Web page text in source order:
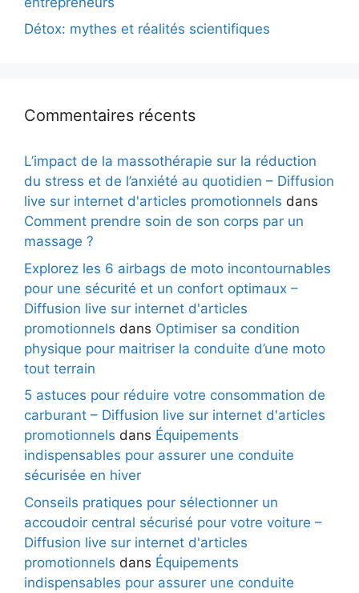
Détox: mythes et réalités scientifiques
Commentaires récents
L’impact de la massothérapie sur la réduction
du stress et de l’anxiété au quotidien – Diffusion
live sur internet d'articles promotionnels dans
Comment prendre soin de son corps par un
massage ?
Explorez les 6 airbags de moto incontournables
pour une sécurité et un confort optimaux –
Diffusion live sur internet d'articles
promotionnels dans Optimiser sa condition
physique pour maitriser la conduite d’une moto
tout terrain
5 astuces pour réduire votre consommation de
carburant – Diffusion live sur internet d'articles
promotionnels dans Équipements
indispensables pour assurer une conduite
sécurisée en hiver
Conseils pratiques pour sélectionner un
accoudoir central sécurisé pour votre voiture –
Diffusion live sur internet d'articles
promotionnels dans Équipements
indispensables pour assurer une conduite